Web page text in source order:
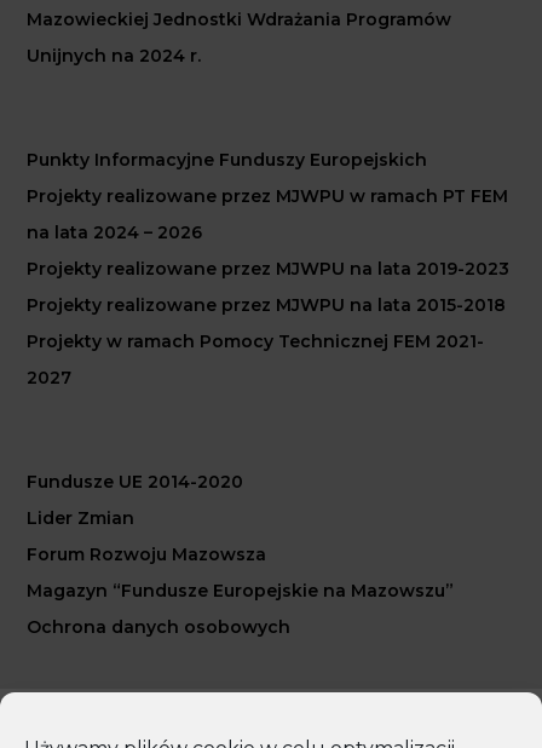
Mazowieckiej Jednostki Wdrażania Programów
Unijnych na 2024 r.
Punkty Informacyjne Funduszy Europejskich
Projekty realizowane przez MJWPU w ramach PT FEM
na lata 2024 – 2026
Projekty realizowane przez MJWPU na lata 2019-2023
Projekty realizowane przez MJWPU na lata 2015-2018
Projekty w ramach Pomocy Technicznej FEM 2021-
2027
Fundusze UE 2014-2020
Lider Zmian
Forum Rozwoju Mazowsza
Magazyn “Fundusze Europejskie na Mazowszu”
Ochrona danych osobowych
Copyright 2026 Mazowiecka Jednostka Wdrażania